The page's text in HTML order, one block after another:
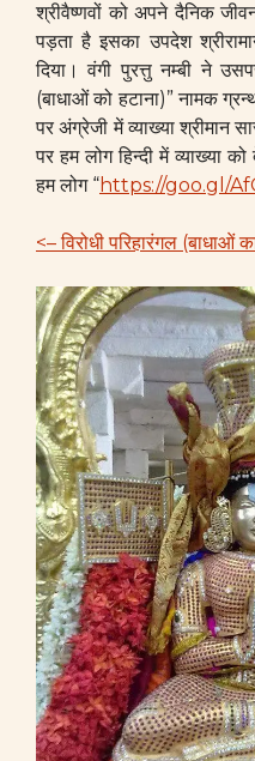
श्रीवैष्णवों को अपने दैनिक
पड़ता है इसका उपदेश
दिया। वंगी पुरत्तु नम्बी ने
(बाधाओं को हटाना)” नामक
पर अंग्रेजी में व्याख्या श्रीमान
पर हम लोग हिन्दी में व्याख्या
हम लोग “https://goo.gl/
<– विरोधी परिहारंगल (बाधाओं